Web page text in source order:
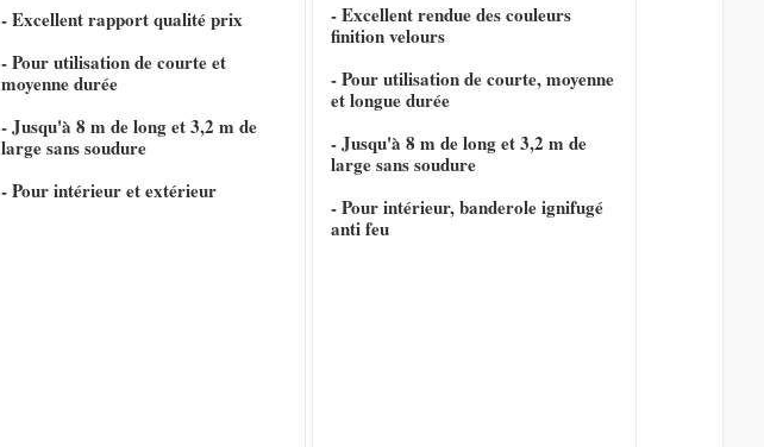
- Excellent rapport qualité prix
- Pour utilisation de courte et
moyenne durée
- Jusqu'à 8 m de long et 3,2 m de
large sans soudure
- Pour intérieur et extérieur
- Excellent rendue des couleurs
finition velours
- Pour utilisation de courte, moyenne
et longue durée
- Jusqu'à 8 m de long et 3,2 m de
large sans soudure
- Pour intérieur, banderole ignifugé
anti feu